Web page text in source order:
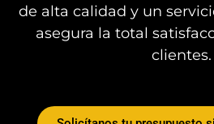
de alta calidad y un
asegura la total
clientes.